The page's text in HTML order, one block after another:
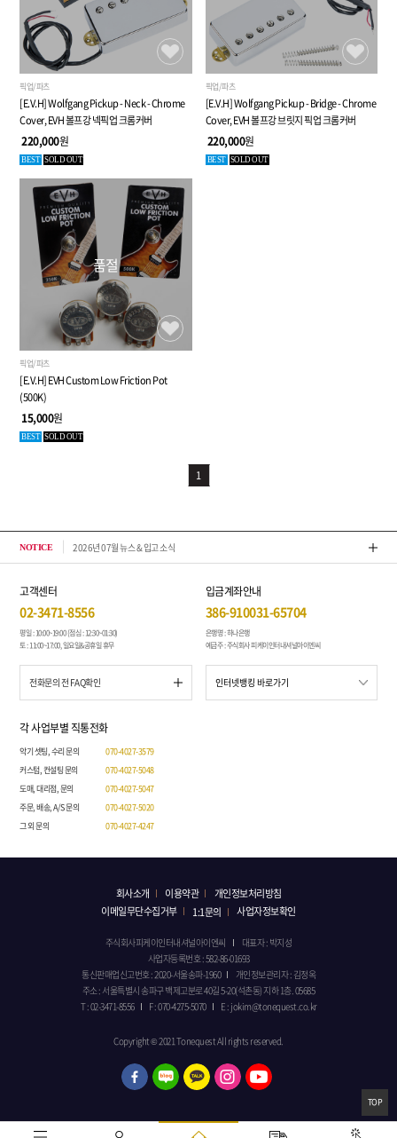
픽업/파츠
[E.V.H] Wolfgang Pickup - Neck - Chrome
Cover, EVH 볼프강 넥픽업 크롬커버
220,000원
BEST SOLD OUT
픽업/파츠
[E.V.H] Wolfgang Pickup - Bridge - Chrome
Cover, EVH 볼프강 브릿지 픽업 크롬커버
220,000원
BEST SOLD OUT
품절
픽업/파츠
[E.V.H] EVH Custom Low Friction Pot
(500K)
15,000원
BEST SOLD OUT
1
NOTICE 2026년 07월 뉴스 & 입고 소식 톤퀘
고객센터
02-3471-8556
평일 : 10:00~19:00 (점심 : 12:30~01:30)
토 : 11:00~17:00, 일요일&공휴일 휴무
전화문의 전 FAQ확인
입금계좌안내
386-910031-65704
은행명 : 하나은행
예금주 : 주식회사 피케이인터내셔널아이엔씨
각 사업부별 직통전화
악기 셋팅, 수리 문의
070-4027-3579
커스텀, 컨설팅 문의
070-4027-5048
도매, 대리점, 문의
070-4027-5047
주문, 배송, A/S 문의
070-4027-5020
그 외 문의
070-4027-4247
회사소개 이용약관
개인정보처리방침
이메일무단수집거부
1:1문의 사업자정보확인
주식회사피케이인터내셔널아이엔씨
대표자 : 박지성
사업자등록번호 : 582-86-01693
통신판매업신고번호 : 2020-서울송파-1960
개인정보관리자 : 김정옥
주소 : 서울특별시 송파구 백제고분로 40길 5-20(석촌동) 지하 1층. 05685
T : 02-3471-8556
F : 070-4275-5070 E : jokim@tonequest.co.kr
Copyright © 2021 Tonequest All rights reserved.
TOP